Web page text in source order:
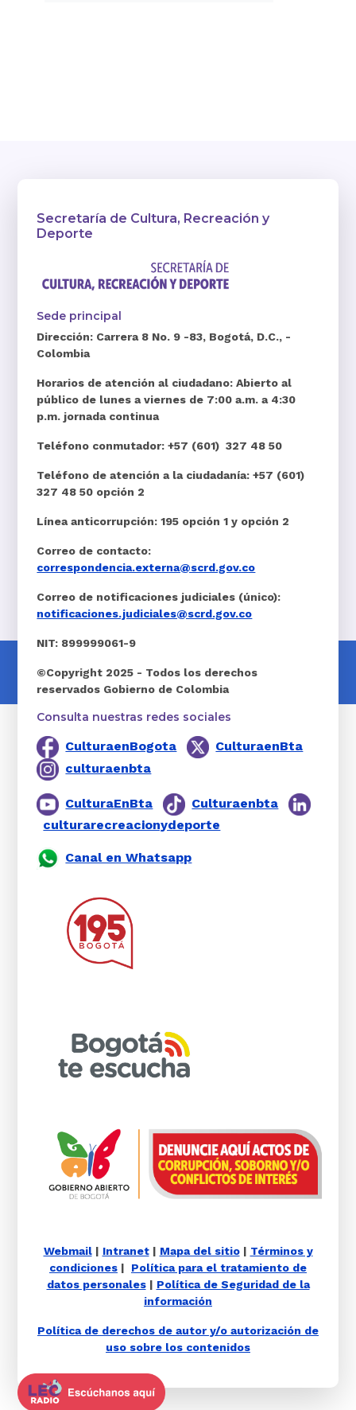
Secretaría de Cultura, Recreación y
Deporte
Sede principal
Dirección: Carrera 8 No. 9 -83, Bogotá, D.C., -
Colombia
Horarios de atención al ciudadano:Abierto al
público de lunes a viernes de 7:00 a.m. a 4:30
p.m. jornada continua
Teléfono conmutador: +57 (601) 327 48 50
Teléfono de atención a la ciudadanía:+57 (601)
327 48 50 opción 2
Línea anticorrupción:195 opción 1 y opción 2
Correo de contacto:
correspondencia.externa@scrd.gov.co
Correo de notificaciones judiciales (único):
notificaciones.judiciales@scrd.gov.co
NIT: 899999061-9
©Copyright 2025 - Todos los derechos
reservados Gobierno de Colombia
Consulta nuestras redes sociales
CulturaenBogota
CulturaenBta
culturaenbta
CulturaEnBta
Culturaenbta
culturarecreacionydeporte
Canal en Whatsapp
Webmail| Intranet| Mapa del sitio| Términos y
condiciones | Política para el tratamiento de
datos personales| Política de Seguridad de la
información
Política de derechos de autor y/o autorización de
uso sobre los contenidos